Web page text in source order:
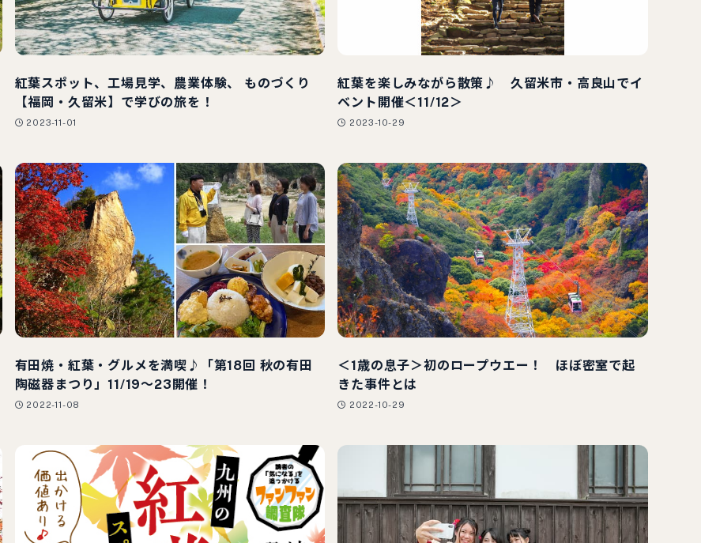
紅葉スポット、工場見学、農業体験、 ものづくり
【福岡・久留米】で学びの旅を！
2023-11-01
紅葉を楽しみながら散策♪ 久留米市・高良山でイ
ベント開催＜11/12＞
2023-10-29
有田焼・紅葉・グルメを満喫♪「第18回 秋の有田
陶磁器まつり」11/19〜23開催！
2022-11-08
＜1歳の息子＞初のロープウエー！ ほぼ密室で起
きた事件とは
2022-10-29